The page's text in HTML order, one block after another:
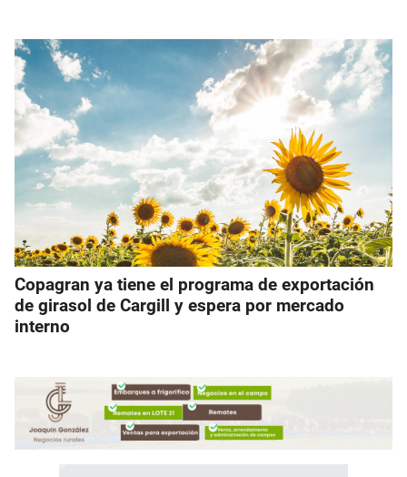
Copagran ya tiene el programa de exportación
de girasol de Cargill y espera por mercado
interno